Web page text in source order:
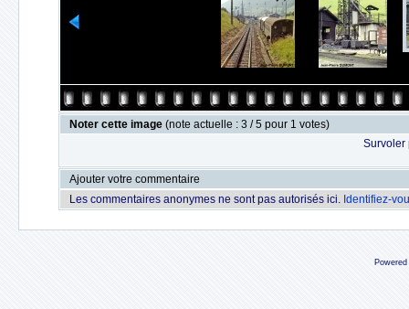
Noter cette image (note actuelle : 3 / 5 pour 1 votes)
Survoler
Ajouter votre commentaire
Les commentaires anonymes ne sont pas autorisés ici. Identifiez-